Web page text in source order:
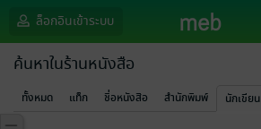
ล็อกอินเข้าระบบ
ค้นหาในร้านหนังสือ
ทั้งหมด แท็ก ชื่อหนังสือ สำนักพิมพ์ นักเขียน